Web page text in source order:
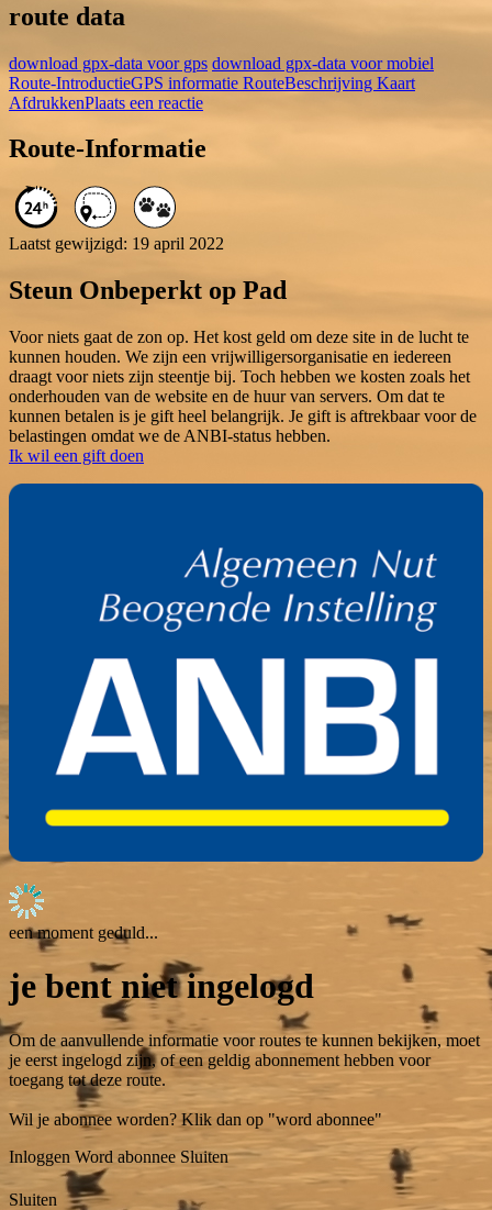
route data
download gpx-data voor gps download gpx-data voor mobiel
Route-IntroductieGPS informatie RouteBeschrijving Kaart
AfdrukkenPlaats een reactie
Route-Informatie
Laatst gewijzigd: 19 april 2022
Steun Onbeperkt op Pad
Voor niets gaat de zon op. Het kost geld om deze site in de lucht te
kunnen houden. We zijn een vrijwilligersorganisatie en iedereen
draagt voor niets zijn steentje bij. Toch hebben we kosten zoals het
onderhouden van de website en de huur van servers. Om dat te
kunnen betalen is je gift heel belangrijk. Je gift is aftrekbaar voor de
belastingen omdat we de ANBI-status hebben.
Ik wil een gift doen
een moment geduld...
je bent niet ingelogd
Om de aanvullende informatie voor routes te kunnen bekijken, moet
je eerst ingelogd zijn, of een geldig abonnement hebben voor
toegang tot deze route.
Wil je abonnee worden? Klik dan op "word abonnee"
Inloggen Word abonnee Sluiten
Sluiten